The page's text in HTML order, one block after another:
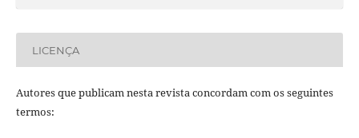
LICENÇA
Autores que publicam nesta revista concordam com os seguintes
termos: